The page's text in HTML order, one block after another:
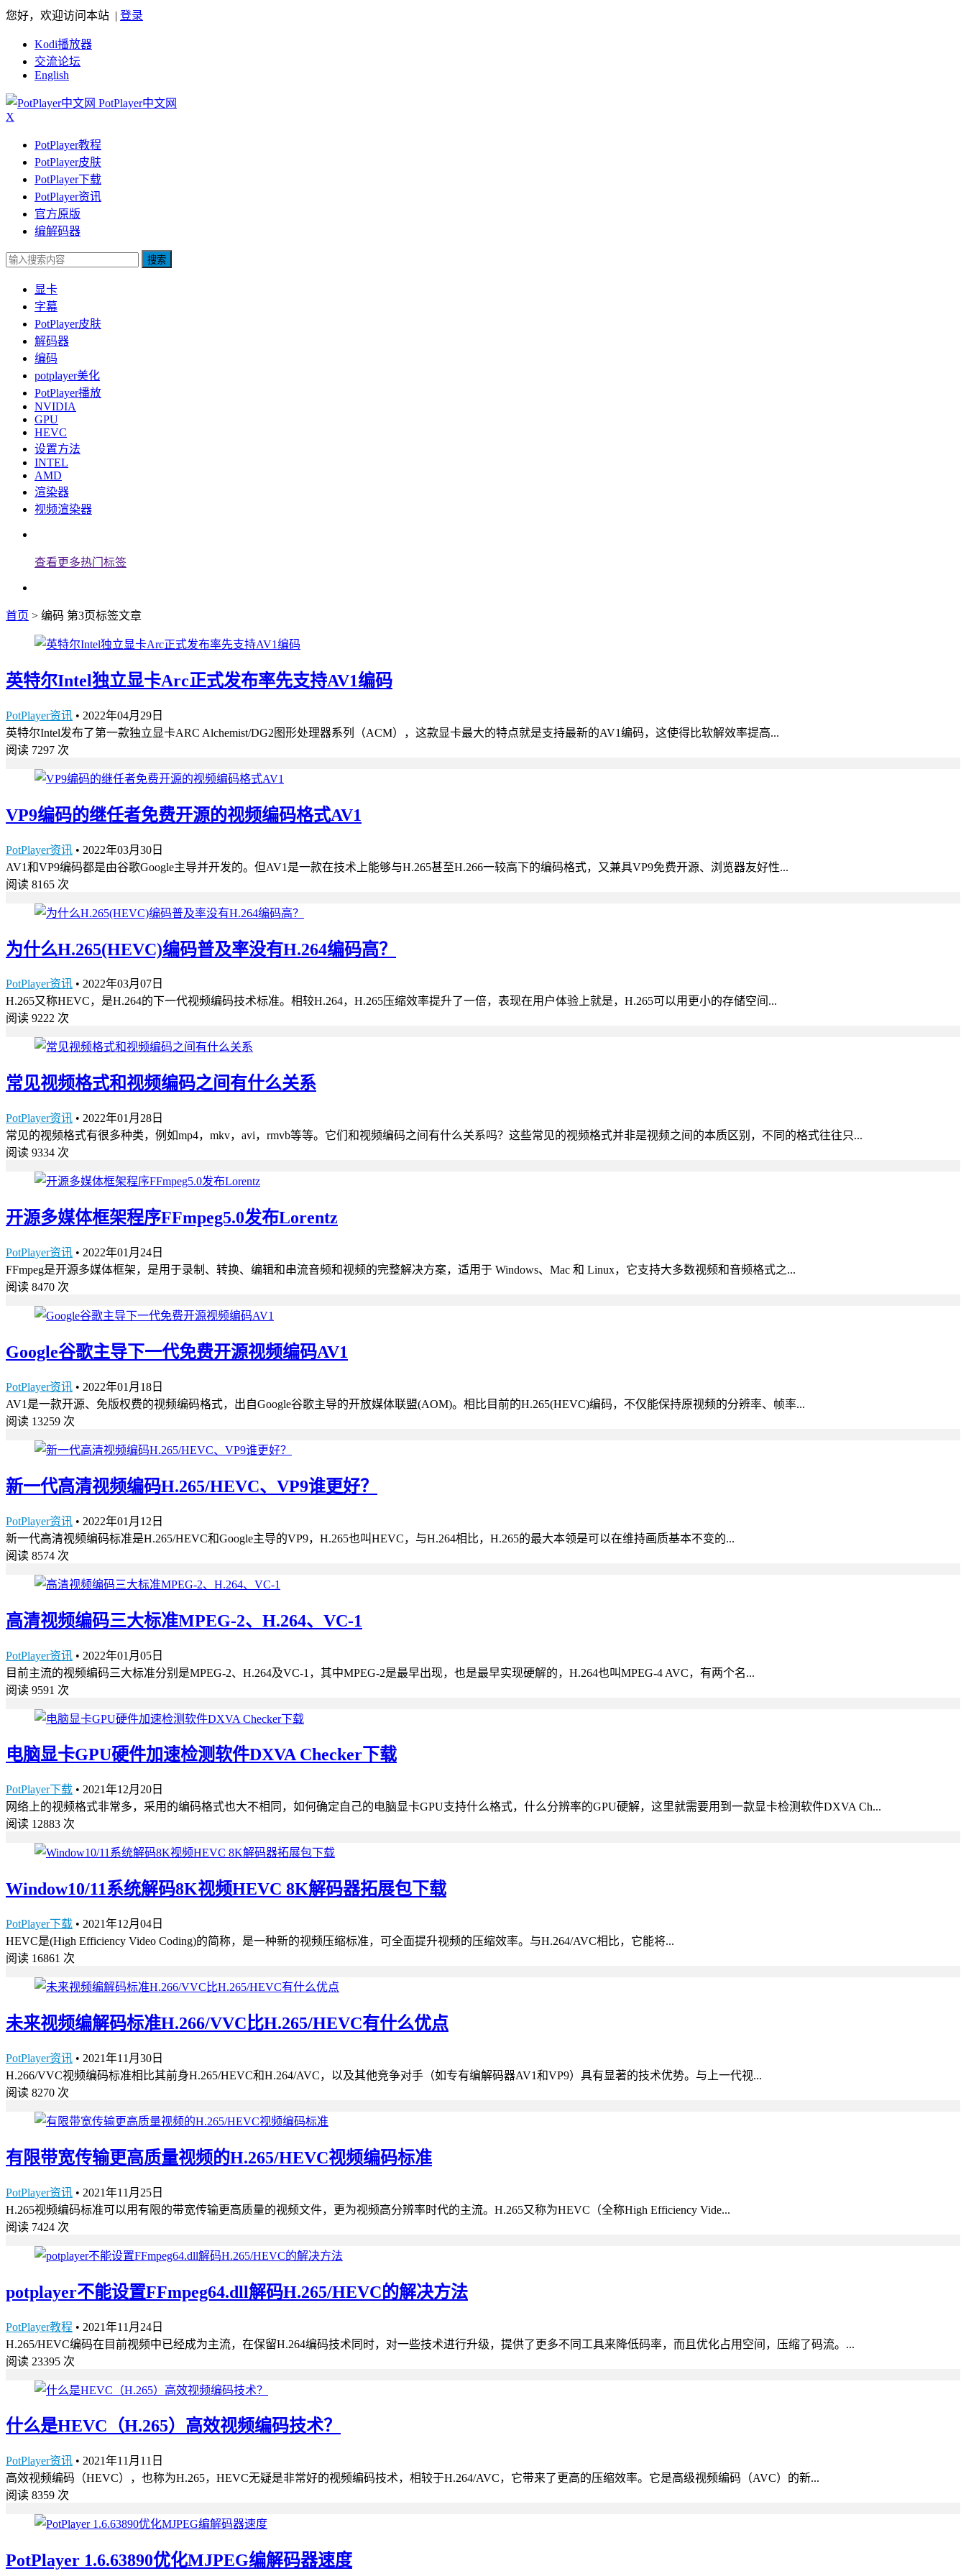
您好，欢迎访问本站 | 登录
Kodi播放器
交流论坛
English
PotPlayer中文网
X
PotPlayer教程
PotPlayer皮肤
PotPlayer下载
PotPlayer资讯
官方原版
编解码器
搜索
显卡
字幕
PotPlayer皮肤
解码器
编码
potplayer美化
PotPlayer播放
NVIDIA
GPU
HEVC
设置方法
INTEL
AMD
渲染器
视频渲染器
查看更多热门标签
首页 > 编码 第3页标签文章
英特尔Intel独立显卡Arc正式发布率先支持AV1编码
PotPlayer资讯 • 2022年04月29日
英特尔Intel发布了第一款独立显卡ARC Alchemist/DG2图形处理器系列（ACM），这款显卡最大的特点就是支持最新的AV1编码，这使得比软解效率提高...
阅读 7297 次
VP9编码的继任者免费开源的视频编码格式AV1
PotPlayer资讯 • 2022年03月30日
AV1和VP9编码都是由谷歌Google主导并开发的。但AV1是一款在技术上能够与H.265甚至H.266一较高下的编码格式，又兼具VP9免费开源、浏览器友好性...
阅读 8165 次
为什么H.265(HEVC)编码普及率没有H.264编码高？
PotPlayer资讯 • 2022年03月07日
H.265又称HEVC，是H.264的下一代视频编码技术标准。相较H.264，H.265压缩效率提升了一倍，表现在用户体验上就是，H.265可以用更小的存储空间...
阅读 9222 次
常见视频格式和视频编码之间有什么关系
PotPlayer资讯 • 2022年01月28日
常见的视频格式有很多种类，例如mp4，mkv，avi，rmvb等等。它们和视频编码之间有什么关系吗？这些常见的视频格式并非是视频之间的本质区别，不同的格式往往只...
阅读 9334 次
开源多媒体框架程序FFmpeg5.0发布Lorentz
PotPlayer资讯 • 2022年01月24日
FFmpeg是开源多媒体框架，是用于录制、转换、编辑和串流音频和视频的完整解决方案，适用于 Windows、Mac 和 Linux，它支持大多数视频和音频格式之...
阅读 8470 次
Google谷歌主导下一代免费开源视频编码AV1
PotPlayer资讯 • 2022年01月18日
AV1是一款开源、免版权费的视频编码格式，出自Google谷歌主导的开放媒体联盟(AOM)。相比目前的H.265(HEVC)编码，不仅能保持原视频的分辨率、帧率...
阅读 13259 次
新一代高清视频编码H.265/HEVC、VP9谁更好？
PotPlayer资讯 • 2022年01月12日
新一代高清视频编码标准是H.265/HEVC和Google主导的VP9，H.265也叫HEVC，与H.264相比，H.265的最大本领是可以在维持画质基本不变的...
阅读 8574 次
高清视频编码三大标准MPEG-2、H.264、VC-1
PotPlayer资讯 • 2022年01月05日
目前主流的视频编码三大标准分别是MPEG-2、H.264及VC-1，其中MPEG-2是最早出现，也是最早实现硬解的，H.264也叫MPEG-4 AVC，有两个名...
阅读 9591 次
电脑显卡GPU硬件加速检测软件DXVA Checker下载
PotPlayer下载 • 2021年12月20日
网络上的视频格式非常多，采用的编码格式也大不相同，如何确定自己的电脑显卡GPU支持什么格式，什么分辨率的GPU硬解，这里就需要用到一款显卡检测软件DXVA Ch...
阅读 12883 次
Window10/11系统解码8K视频HEVC 8K解码器拓展包下载
PotPlayer下载 • 2021年12月04日
HEVC是(High Efficiency Video Coding)的简称，是一种新的视频压缩标准，可全面提升视频的压缩效率。与H.264/AVC相比，它能将...
阅读 16861 次
未来视频编解码标准H.266/VVC比H.265/HEVC有什么优点
PotPlayer资讯 • 2021年11月30日
H.266/VVC视频编码标准相比其前身H.265/HEVC和H.264/AVC，以及其他竞争对手（如专有编解码器AV1和VP9）具有显著的技术优势。与上一代视...
阅读 8270 次
有限带宽传输更高质量视频的H.265/HEVC视频编码标准
PotPlayer资讯 • 2021年11月25日
H.265视频编码标准可以用有限的带宽传输更高质量的视频文件，更为视频高分辨率时代的主流。H.265又称为HEVC（全称High Efficiency Vide...
阅读 7424 次
potplayer不能设置FFmpeg64.dll解码H.265/HEVC的解决方法
PotPlayer教程 • 2021年11月24日
H.265/HEVC编码在目前视频中已经成为主流，在保留H.264编码技术同时，对一些技术进行升级，提供了更多不同工具来降低码率，而且优化占用空间，压缩了码流。...
阅读 23395 次
什么是HEVC（H.265）高效视频编码技术？
PotPlayer资讯 • 2021年11月11日
高效视频编码（HEVC），也称为H.265，HEVC无疑是非常好的视频编码技术，相较于H.264/AVC，它带来了更高的压缩效率。它是高级视频编码（AVC）的新...
阅读 8359 次
PotPlayer 1.6.63890优化MJPEG编解码器速度